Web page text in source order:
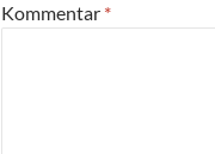
Kommentar *